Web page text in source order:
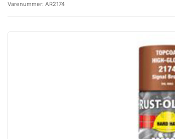
Varenummer: AR2174